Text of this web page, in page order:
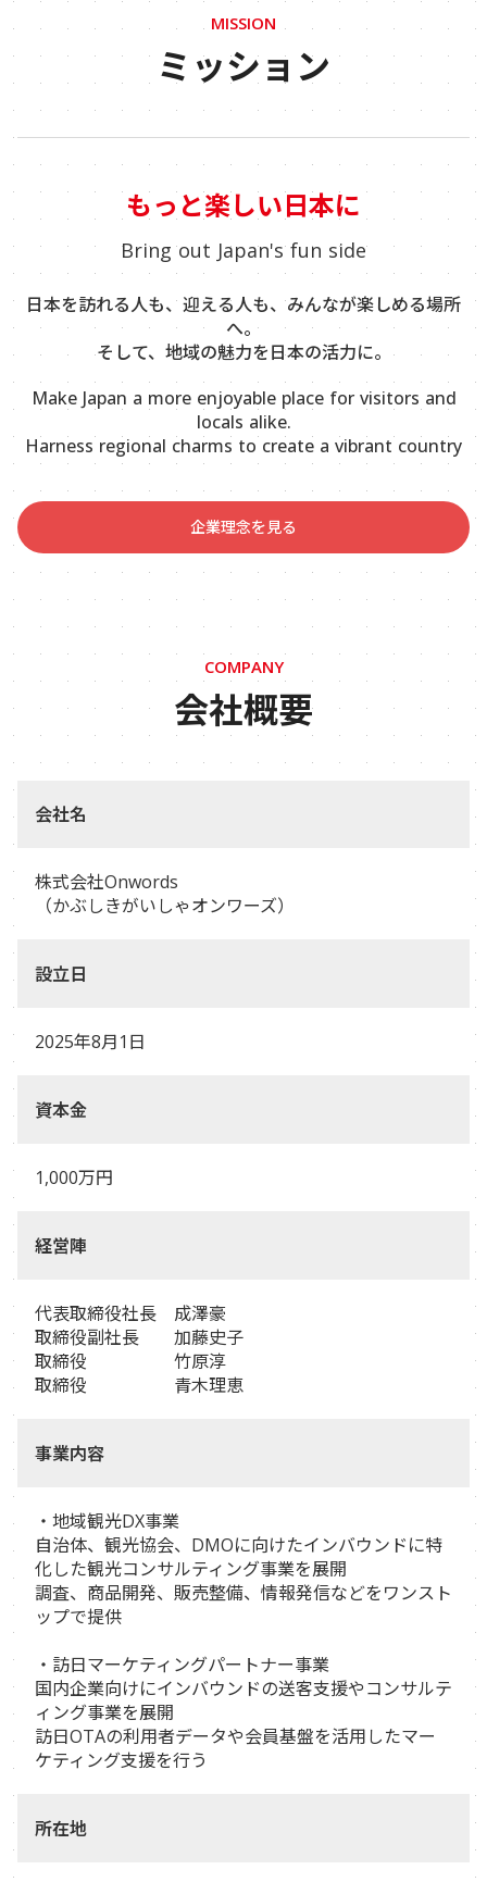
MISSION
ミッション
もっと楽しい日本に
Bring out Japan's fun side
日本を訪れる人も、迎える人も、みんなが楽しめる場所
へ。
そして、地域の魅力を日本の活力に。
Make Japan a more enjoyable place for visitors and
locals alike.
Harness regional charms to create a vibrant country
企業理念を見る
COMPANY
会社概要
会社名
株式会社Onwords
（かぶしきがいしゃオンワーズ）
設立日
2025年8月1日
資本金
1,000万円
経営陣
代表取締役社長 成澤豪
取締役副社長 加藤史子
取締役 竹原淳
取締役 青木理恵
事業内容
・地域観光DX事業
自治体、観光協会、DMOに向けたインバウンドに特
化した観光コンサルティング事業を展開
調査、商品開発、販売整備、情報発信などをワンスト
ップで提供
・訪日マーケティングパートナー事業
国内企業向けにインバウンドの送客支援やコンサルテ
ィング事業を展開
訪日OTAの利用者データや会員基盤を活用したマー
ケティング支援を行う
所在地